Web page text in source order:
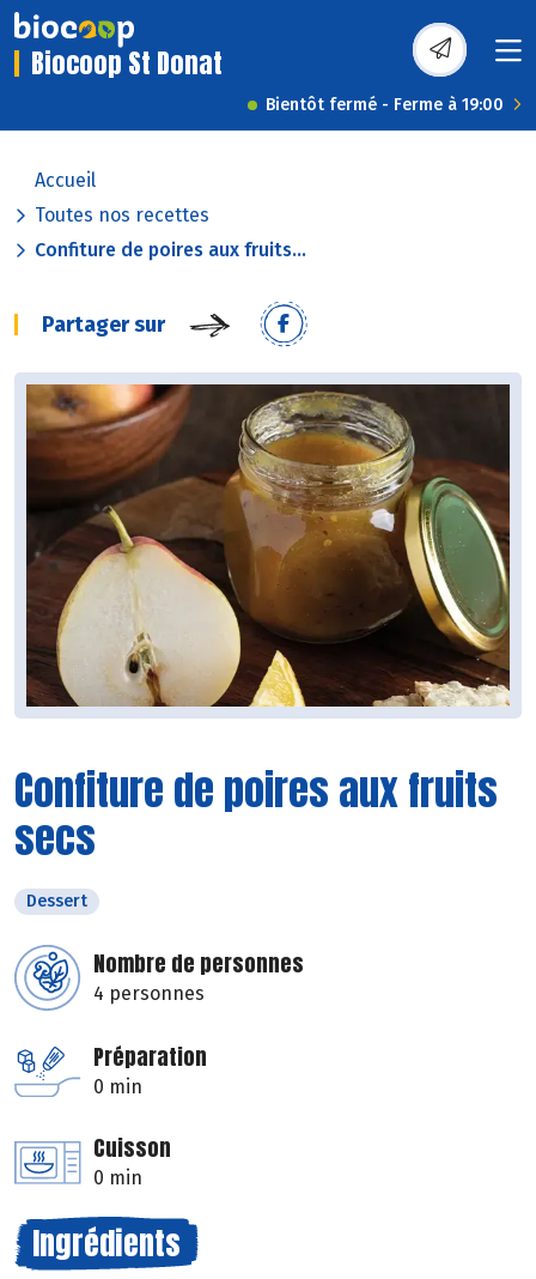
Biocoop St Donat
Bientôt fermé - Ferme à 19:00
Accueil
Toutes nos recettes
Confiture de poires aux fruits...
Partager sur
Confiture de poires aux fruits
secs
Dessert
Nombre de personnes
4 personnes
Préparation
0 min
Cuisson
0 min
Ingrédients